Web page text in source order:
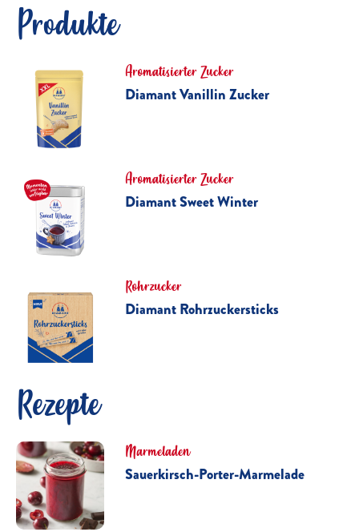
Produkte
Aromatisierter Zucker
Diamant Vanillin Zucker
Aromatisierter Zucker
Diamant Sweet Winter
Rohrzucker
Diamant Rohrzuckersticks
Rezepte
Marmeladen
Sauerkirsch-Porter-Marmelade